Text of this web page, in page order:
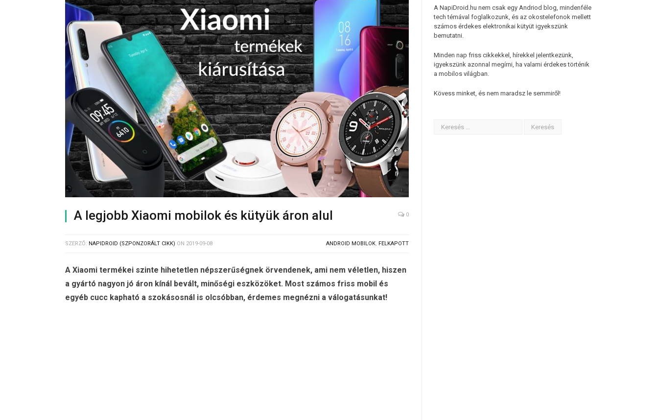
A legjobb Xiaomi mobilok és kütyük áron alul 0
SZERZŐ: NAPIDROID (SZPONZORÁLT CIKK) ON 2019-09-08 ANDROID MOBILOK, FELKAPOTT
A Xiaomi termékei szinte hihetetlen népszerűségnek örvendenek, ami nem véletlen, hiszen
a gyártó nagyon jó áron kínál bevált, minőségi eszközöket. Most számos friss mobil és
egyéb cucc kapható a szokásosnál is olcsóbban, érdemes megnézni a válogatásunkat!
A NapiDroid.hu nem csak egy Andriod blog, mindenféle
tech témával foglalkozunk, és az okostelefonok mellett
számos érdekes elektronikai kütyüt igyekszünk
bemutatni.
Minden nap friss cikkekkel, hírekkel jelentkezünk,
igyekszünk azonnal megírni, ha valami érdekes történik
a mobilos világban.
Kövess minket, és nem maradsz le semmiről!